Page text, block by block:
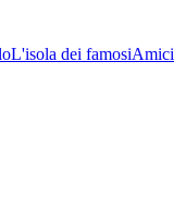
L'isola dei famosiAmici